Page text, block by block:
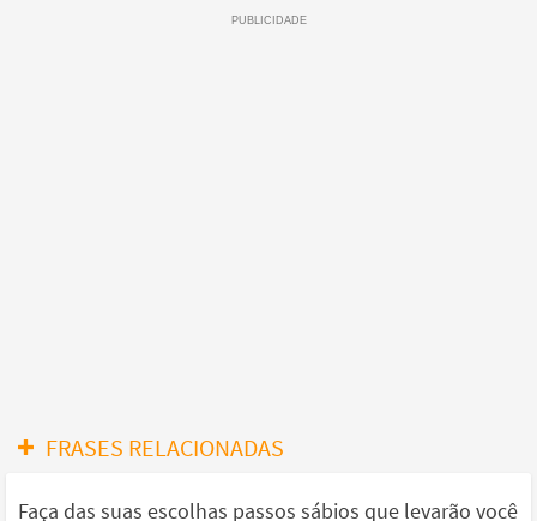
FRASES RELACIONADAS
Faça das suas escolhas passos sábios que levarão você